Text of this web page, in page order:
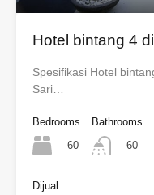
Hotel bintang 4
Spesifikasi Hotel
Sari…
Bedrooms
60
Bathrooms
60
Dijual